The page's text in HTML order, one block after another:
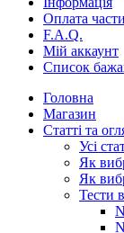
Оплата
F.A.Q.
Мій аккаунт
Список
Головна
Магазин
Статті та
Усі
Як
Як
Тести